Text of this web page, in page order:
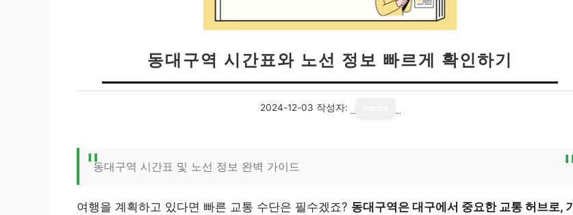
동대구역 시간표와 노선 정보 빠르게 확인하기
2024-12-03 작성자:
동대구역 시간표 및 노선 정보 완벽 가이드
여행을 계획하고 있다면 빠른 교통 수단은 필수겠죠? 동대구역은 대구에서 중요한 교통 허브로, 기